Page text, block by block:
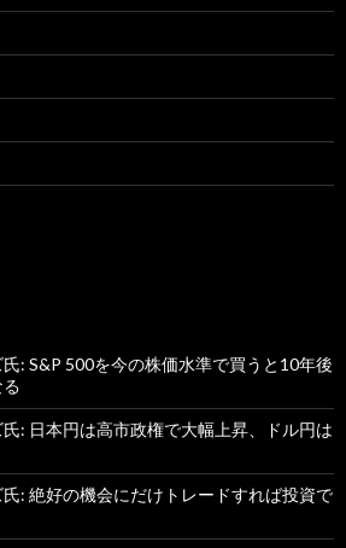
: S&P 500を今の株価水準で買うと10年後
: 日本円は高市政権で大幅上昇、ドル円は
: 絶好の機会にだけトレードすれば投資で